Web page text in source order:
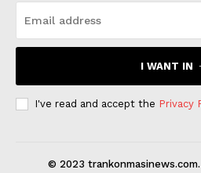
I WANT IN
I've read and accept the Privacy
© 2023